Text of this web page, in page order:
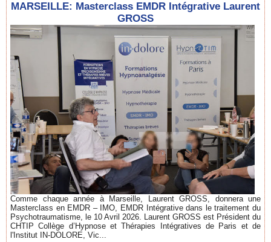
MARSEILLE: Masterclass EMDR Intégrative Laurent
GROSS
Comme chaque année à Marseille, Laurent GROSS, donnera une
Masterclass en EMDR – IMO, EMDR Intégrative dans le traitement du
Psychotraumatisme, le 10 Avril 2026. Laurent GROSS est Président du
CHTIP Collège d’Hypnose et Thérapies Intégratives de Paris et de
l'Institut IN-DOLORE, Vic...